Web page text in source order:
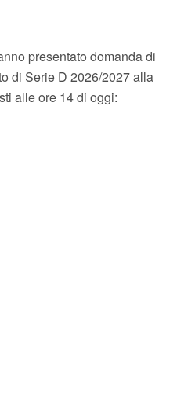
presentato domanda di
di Serie D 2026/2027 alla
alle ore 14 di oggi: